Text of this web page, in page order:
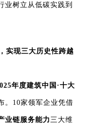
业树立从低碳实践到
实现三大历史性跨越
年度建筑中国·十大
。10家领军企业凭借
业链服务能力 三大维